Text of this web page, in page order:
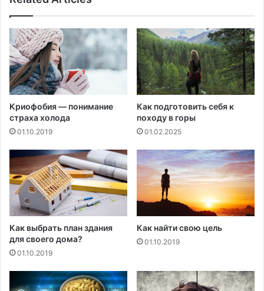
е
р
а
в
и
я
е
т
н
а
ж
н
и
т
Криофобия — понимание
страха холода
01.10.2019
Как подготовить себя к
походу в горы
01.02.2025
Как выбрать план здания
для своего дома?
01.10.2019
Как найти свою цель
01.10.2019